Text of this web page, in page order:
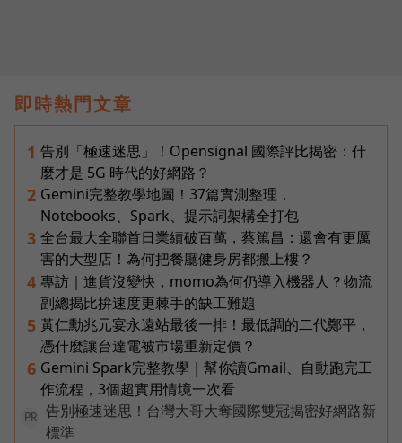
即時熱門文章
1 告別「極速迷思」！Opensignal 國際評比揭密：什
麼才是 5G 時代的好網路？
2 Gemini完整教學地圖！37篇實測整理，
Notebooks、Spark、提示詞架構全打包
3 全台最大全聯首日業績破百萬，蔡篤昌：還會有更厲
害的大型店！為何把餐廳健身房都搬上樓？
4 專訪｜進貨沒變快，momo為何仍導入機器人？物流
副總揭比拚速度更棘手的缺工難題
5 黃仁勳兆元宴永遠站最後一排！最低調的二代鄭平，
憑什麼讓台達電被市場重新定價？
6 Gemini Spark完整教學｜幫你讀Gmail、自動跑完工
作流程，3個超實用情境一次看
PR
告別極速迷思！台灣大哥大奪國際雙冠揭密好網路新
標準